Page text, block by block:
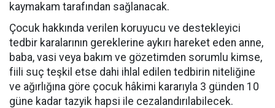
kaymakam tarafından sağlanacak.
Çocuk hakkında verilen koruyucu ve destekleyici
tedbir karalarının gereklerine aykırı hareket eden anne,
baba, vasi veya bakım ve gözetimden sorumlu kimse,
fiili suç teşkil etse dahi ihlal edilen tedbirin niteliğine
ve ağırlığına göre çocuk hâkimi kararıyla 3 günden 10
güne kadar tazyik hapsi ile cezalandırılabilecek.